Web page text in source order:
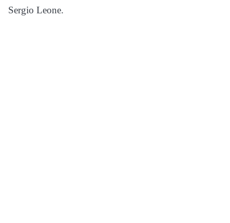
Sergio Leone.